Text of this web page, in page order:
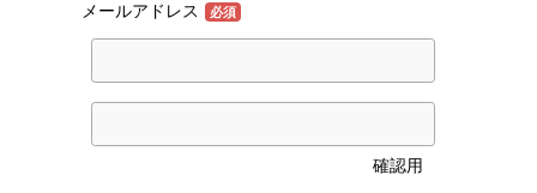
メールアドレス 必須
確認用